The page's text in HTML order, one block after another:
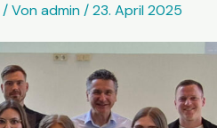
/ Vonadmin/23. April 2025